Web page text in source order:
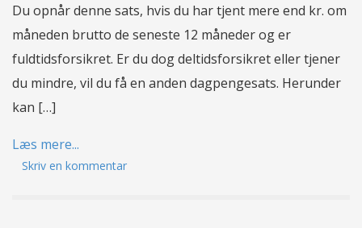
Du opnår denne sats, hvis du har tjent mere end kr. om
måneden brutto de seneste 12 måneder og er
fuldtidsforsikret. Er du dog deltidsforsikret eller tjener
du mindre, vil du få en anden dagpengesats. Herunder
kan […]
Læs mere...
Skriv en kommentar